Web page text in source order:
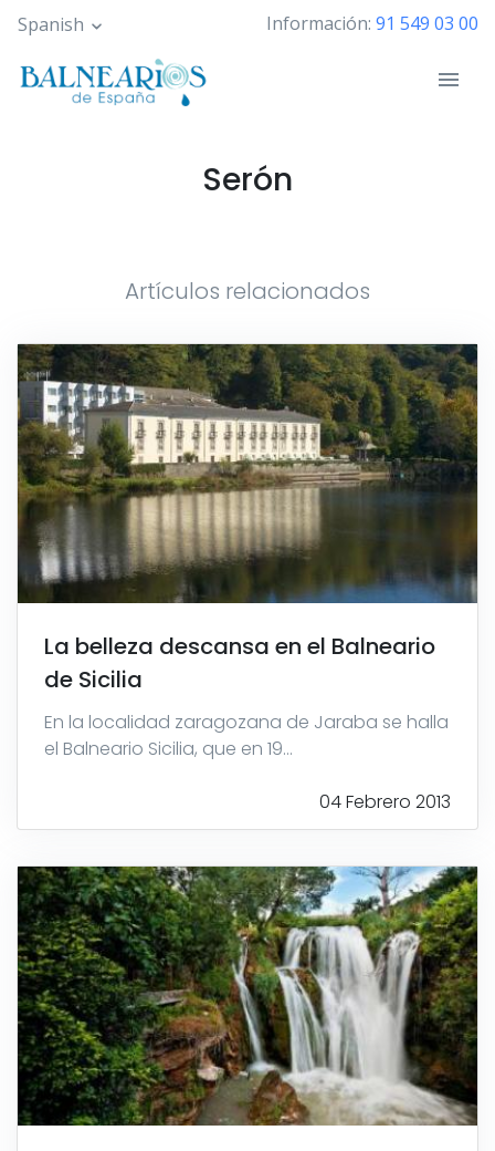
Pasar
contenido
principal
Spanish Información: 91 549 03 00
Serón
Artículos relacionados
La belleza descansa en el Balneario
de Sicilia
En la localidad zaragozana de Jaraba se halla
el Balneario Sicilia, que en 19...
04 Febrero 2013